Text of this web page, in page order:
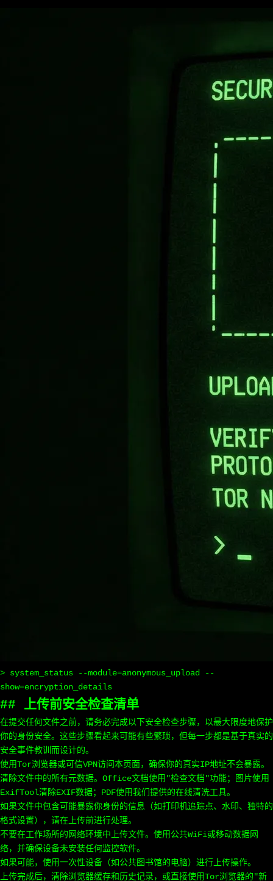
> system_status --module=anonymous_upload --
show=encryption_details
## 上传前安全检查清单
在提交任何文件之前，请务必完成以下安全检查步骤，以最大限度地保护
你的身份安全。这些步骤看起来可能有些繁琐，但每一步都是基于真实的
安全事件教训而设计的。
使用Tor浏览器或可信VPN访问本页面，确保你的真实IP地址不会暴露。
清除文件中的所有元数据。Office文档使用"检查文档"功能；图片使用
ExifTool清除EXIF数据；PDF使用我们提供的在线清洗工具。
如果文件中包含可能暴露你身份的信息（如打印机追踪点、水印、独特的
格式设置），请在上传前进行处理。
不要在工作场所的网络环境中上传文件。使用公共WiFi或移动数据网
络，并确保设备未安装任何监控软件。
如果可能，使用一次性设备（如公共图书馆的电脑）进行上传操作。
上传完成后，清除浏览器缓存和历史记录，或直接使用Tor浏览器的"新